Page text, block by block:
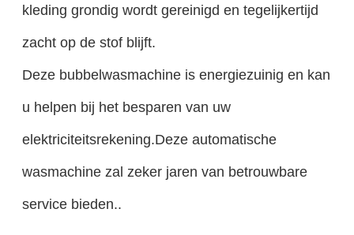
kleding grondig wordt gereinigd en tegelijkertijd
zacht op de stof blijft.
Deze bubbelwasmachine is energiezuinig en kan
u helpen bij het besparen van uw
elektriciteitsrekening.Deze automatische
wasmachine zal zeker jaren van betrouwbare
service bieden..